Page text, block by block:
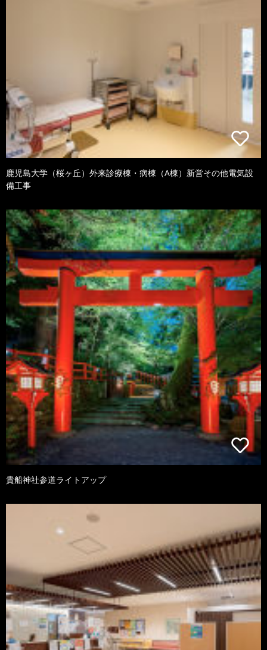
鹿児島大学（桜ヶ丘）外来診療棟・病棟（A棟）新営その他電気設
備工事
貴船神社参道ライトアップ